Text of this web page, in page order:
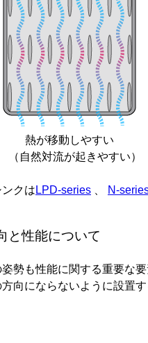
熱が移動しやすい
（自然対流が起きやすい）
クは LPD-series
N-
と性能について
勢も性能に関する重要な
向にならないように設置